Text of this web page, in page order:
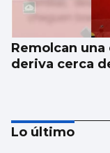
Remolcan
deriva cerca
Lo último